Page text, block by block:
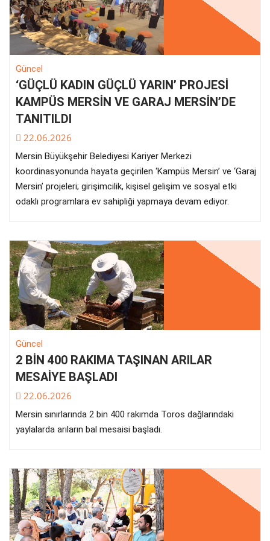
Güncel
‘GÜÇLÜ KADIN GÜÇLÜ YARIN’ PROJESİ
KAMPÜS MERSİN VE GARAJ MERSİN’DE
TANITILDI
22.06.2026
Mersin Büyükşehir Belediyesi Kariyer Merkezi
koordinasyonunda hayata geçirilen ‘Kampüs Mersin’ ve ‘Garaj
Mersin’ projeleri; girişimcilik, kişisel gelişim ve sosyal etki
odaklı programlara ev sahipliği yapmaya devam ediyor.
Güncel
2 BİN 400 RAKIMA TAŞINAN ARILAR
MESAİYE BAŞLADI
22.06.2026
Mersin sınırlarında 2 bin 400 rakımda Toros dağlarındaki
yaylalarda arıların bal mesaisi başladı.